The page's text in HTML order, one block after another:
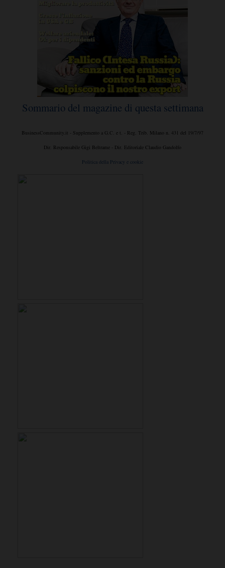
Sommario del magazine di questa settimana
BusinessCommunity.it - Supplemento a G.C. e t. - Reg. Trib. Milano n. 431 del 19/7/97
Dir. Responsabile Gigi Beltrame - Dir. Editoriale Claudio Gandolfo
Politica della Privacy e cookie